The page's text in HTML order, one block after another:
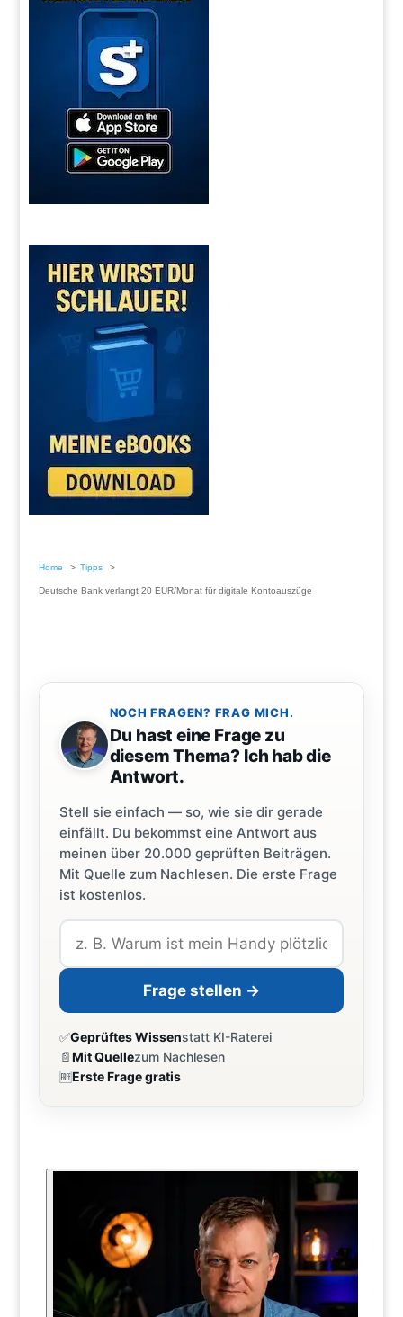
Home Tipps
Deutsche Bank verlangt 20 EUR/Monat für digitale Kontoauszüge
NOCH FRAGEN? FRAG MICH.
Du hast eine Frage zu
diesem Thema? Ich hab die
Antwort.
Stell sie einfach — so, wie sie dir gerade
einfällt. Du bekommst eine Antwort aus
meinen über 20.000 geprüften Beiträgen.
Mit Quelle zum Nachlesen. Die erste Frage
ist kostenlos.
Frage stellen →
✅Geprüftes Wissenstatt KI-Raterei
📄Mit Quellezum Nachlesen
🆓Erste Frage gratis